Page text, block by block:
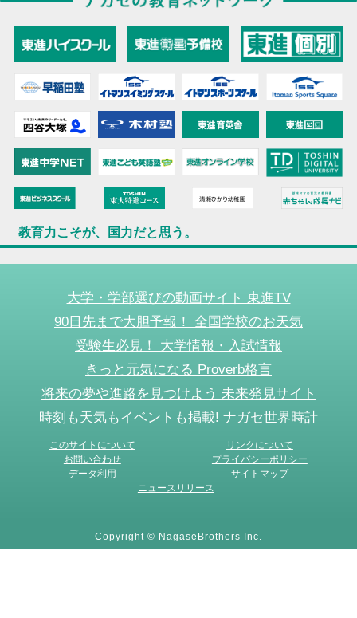
教育力こそが、国力だと思う。
大学・学部選びの動画サイト 東進TV
90日先まで大胆予報！ 全国学校のお天気
受験生必見！ 大学情報・入試情報
きっと元気になる Proverb格言
将来の夢や進路を見つけよう 未来発見サイト
時刻も天気もイベントも掲載! ナガセ世界時計
このサイトについて
リンクについて
お問い合わせ
プライバシーポリシー
データ利用
サイトマップ
ニュースリリース
Copyright © NagaseBrothers Inc.